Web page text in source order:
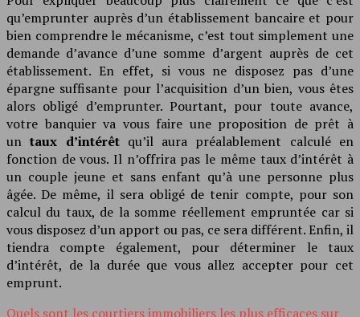
qu’emprunter auprès d’un établissement bancaire et pour
bien comprendre le mécanisme, c’est tout simplement une
demande d’avance d’une somme d’argent auprès de cet
établissement. En effet, si vous ne disposez pas d’une
épargne suffisante pour l’acquisition d’un bien, vous êtes
alors obligé d’emprunter. Pourtant, pour toute avance,
votre banquier va vous faire une proposition de prêt à
untaux d’intérêtqu’il aura préalablement calculé en
fonction de vous. Il n’offrira pas le même taux d’intérêt à
un couple jeune et sans enfant qu’à une personne plus
âgée. De même, il sera obligé de tenir compte, pour son
calcul du taux, de la somme réellement empruntée car si
vous disposez d’un apport ou pas, ce sera différent. Enfin, il
tiendra compte également, pour déterminer le taux
d’intérêt, de la durée que vous allez accepter pour cet
emprunt.
Quels sont les courtiers immobiliers les plus efficaces sur